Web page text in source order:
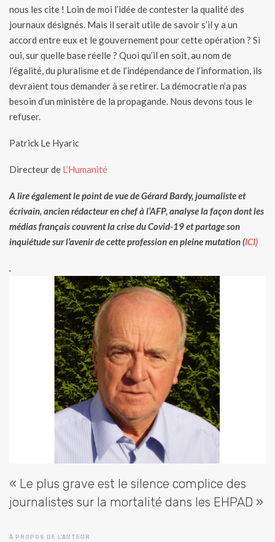
nous les cite ! Loin de moi l’idée de contester la qualité des
journaux désignés. Mais il serait utile de savoir s’il y a un
accord entre eux et le gouvernement pour cette opération ? Si
oui, sur quelle base réelle ? Quoi qu’il en soit, au nom de
l’égalité, du pluralisme et de l’indépendance de l’information, ils
devraient tous demander à se retirer. La démocratie n’a pas
besoin d’un ministère de la propagande. Nous devons tous le
refuser.
Patrick Le Hyaric
Directeur de L’Humanité
A lire également le point de vue de Gérard Bardy, journaliste et
écrivain,ancien rédacteur en chef à l’AFP, analyse la façon dont les
médias français couvrent la crise du Covid-19 et partage son
inquiétude sur l’avenir de cette profession en pleine mutation (ICI)
.
« Le plus grave est le silence complice des
journalistes sur la mortalité dans les EHPAD »
À PROPOS DE L'AUTEUR